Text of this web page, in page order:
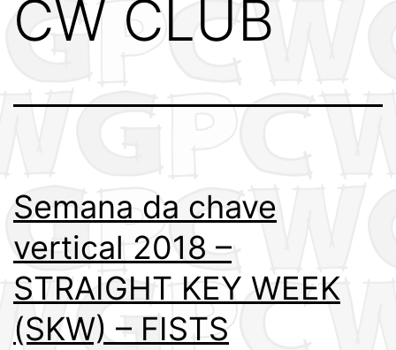
CW CLUB
Semana da chave
vertical 2018 –
STRAIGHT KEY WEEK
(SKW) – FISTS